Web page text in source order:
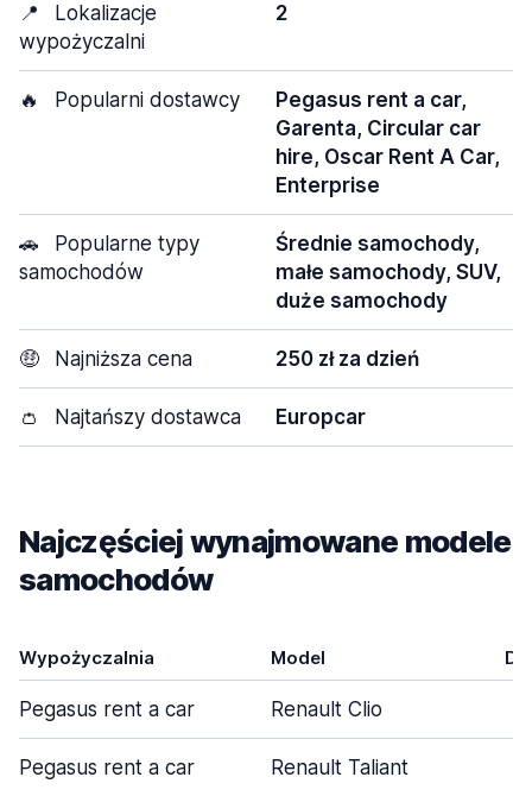
📍
Lokalizacje
wypożyczalni
2
🔥 Popularni dostawcy
Pegasus rent a car,
Garenta, Circular car
hire, Oscar Rent A Car,
Enterprise
🚗
Popularne typy
samochodów
Średnie samochody,
małe samochody, SUV,
duże samochody
🤑 Najniższa cena 250 zł za dzień
👛 Najtańszy dostawca Europcar
Najczęściej wynajmowane modele
samochodów
Wypożyczalnia Model
Pegasus rent a car Renault Clio
Pegasus rent a car Renault Taliant